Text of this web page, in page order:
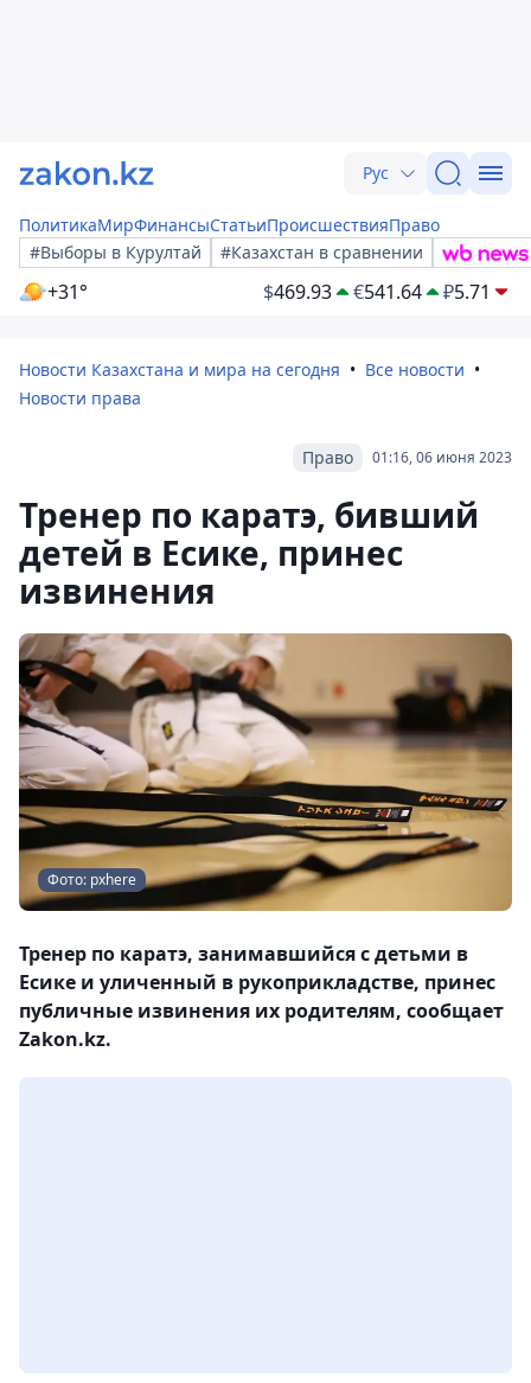
Рус
ПолитикаМирФинансыСтатьиПроисшествияПраво
#Выборы в Курултай
#Казахстан в сравнении
+31° $469.93 €541.64 ₽5.71
Новости Казахстана и мира на сегодня
Все новости
Новости права
01:16, 06 июня 2023
Право
Тренер по каратэ, бивший
детей в Есике, принес
извинения
Фото: pxhere
Тренер по каратэ, занимавшийся с детьми в
Есике и уличенный в рукоприкладстве, принес
публичные извинения их родителям, сообщает
Zakon.kz.